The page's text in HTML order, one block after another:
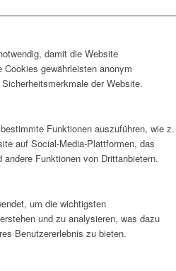
damit die Website
gewährleisten anonym
der Website.
Funktionen auszuführen, wie z.
auf Social-Media-Plattformen, das
Funktionen von Drittanbietern.
um die wichtigsten
und zu analysieren, was dazu
Benutzererlebnis zu bieten.